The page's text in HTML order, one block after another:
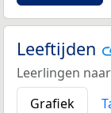
Leeftijden
Leerlingen
Grafiek